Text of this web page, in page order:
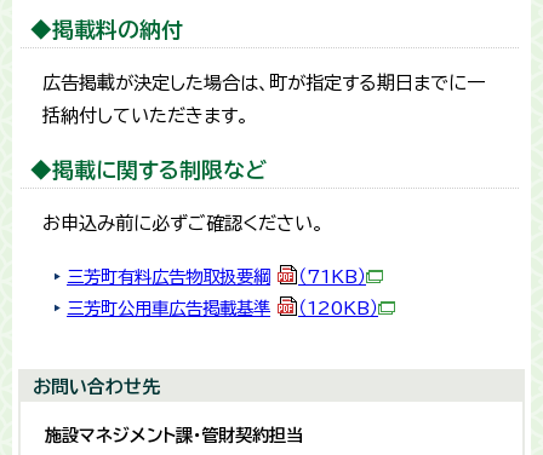
◆掲載料の納付
広告掲載が決定した場合は、町が指定する期日までに一
括納付していただきます。
◆掲載に関する制限など
お申込み前に必ずご確認ください。
三芳町有料広告物取扱要綱
（71KB）
三芳町公用車広告掲載基準
（120KB）
お問い合わせ先
施設マネジメント課・管財契約担当